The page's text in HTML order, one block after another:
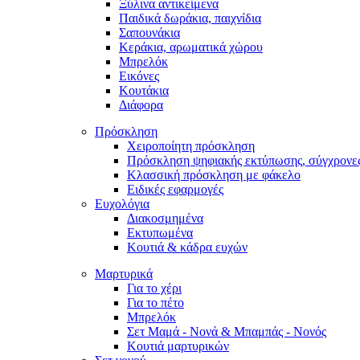
Ξύλινα αντικείμενα
Παιδικά δωράκια, παιχνίδια
Σαπουνάκια
Κεράκια, αρωματικά χώρου
Μπρελόκ
Εικόνες
Κουτάκια
Διάφορα
Πρόσκληση
Χειροποίητη πρόσκληση
Πρόσκληση ψηφιακής εκτύπωσης,
Κλασσική πρόσκληση με φάκελο
Ειδικές εφαρμογές
Ευχολόγια
Διακοσμημένα
Εκτυπωμένα
Κουτιά & κάδρα ευχών
Μαρτυρικά
Για το χέρι
Για το πέτο
Μπρελόκ
Σετ Μαμά - Νονά & Μπαμπάς - Νονός
Κουτιά μαρτυρικών